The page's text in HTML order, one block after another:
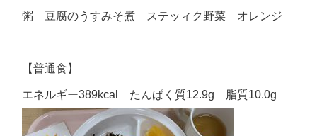
粥 豆腐のうすみそ煮 ステッィク野菜 オレンジ
【普通食】
エネルギー389kcal たんぱく質12.9g 脂質10.0g